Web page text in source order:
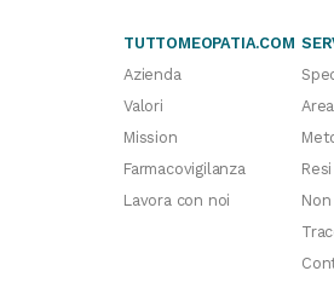
TUTTOMEOPATIA.COM
Azienda
Valori
Mission
Farmacovigilanza
Lavora con noi